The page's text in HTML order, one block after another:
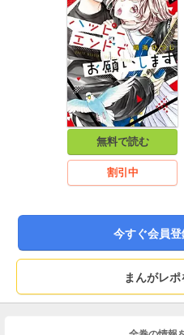
無料で読む
割引中
今すぐ会員
まんがレポ